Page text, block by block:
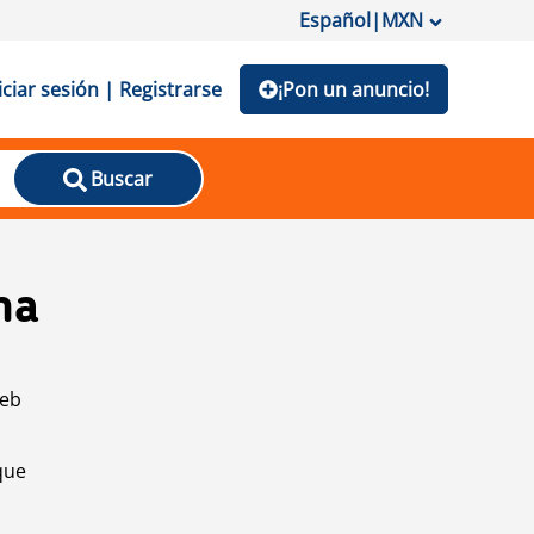
Español|MXN
sesión | Registrarse ¡Pon un anuncio!
Buscar